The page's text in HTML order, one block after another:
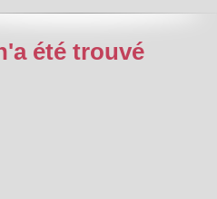
été trouvé